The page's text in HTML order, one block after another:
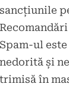
sancțiunile
Spam-ul
nedorită și
trimisă în